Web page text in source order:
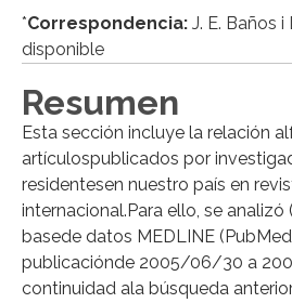
*Correspondencia: J. E. Baños
disponible
Resumen
Esta sección incluye la relación
artículospublicados por
residentesen nuestro país en
internacional.Para ello, se
basede datos MEDLINE
publicaciónde 2005/06/30 a
continuidad ala búsqueda